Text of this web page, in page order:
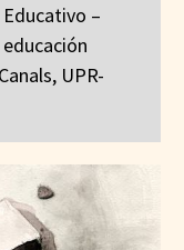
–
UPR-